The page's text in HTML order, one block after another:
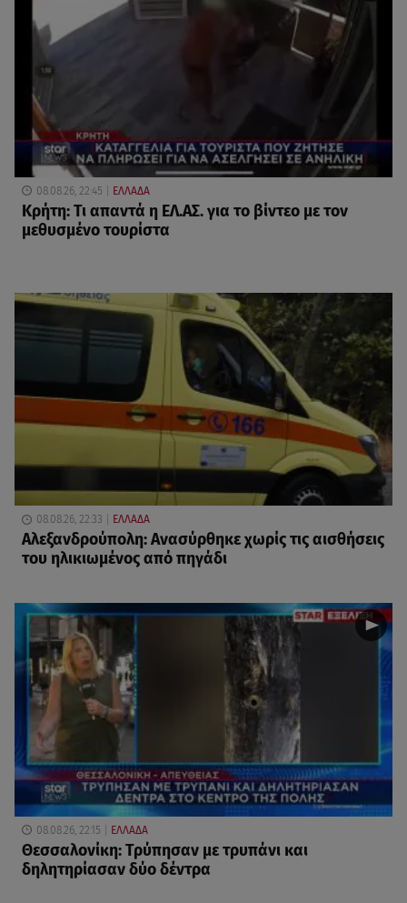
08.08.26, 22:45 ΕΛΛΑΔΑ
Κρήτη: Τι απαντά η ΕΛ.ΑΣ. για το βίντεο με τον
μεθυσμένο τουρίστα
08.08.26, 22:33 ΕΛΛΑΔΑ
Αλεξανδρούπολη: Ανασύρθηκε χωρίς τις αισθήσεις
του ηλικιωμένος από πηγάδι
08.08.26, 22:15 ΕΛΛΑΔΑ
Θεσσαλονίκη: Τρύπησαν με τρυπάνι και
δηλητηρίασαν δύο δέντρα